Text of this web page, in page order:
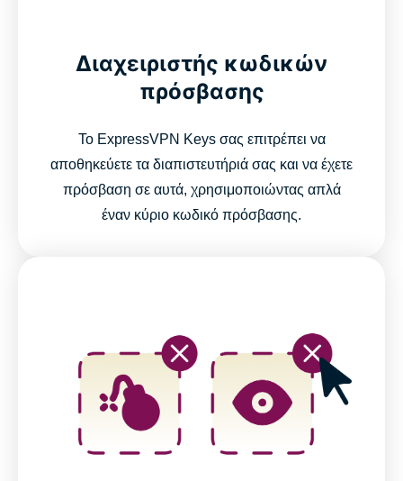
connections
Network-level protection and filtering features
Secure your passwords with ExpressKeys
Identity Defender (U.S. subscriptions only)
Automate your VPN with ExpressVPN’s MCP server
What features make a VPN trustworthy?
Διαχειριστής κωδικών
πρόσβασης
Το ExpressVPN Keys σας επιτρέπει να
αποθηκεύετε τα διαπιστευτήριά σας και να έχετε
πρόσβαση σε αυτά, χρησιμοποιώντας απλά
έναν κύριο κωδικό πρόσβασης.